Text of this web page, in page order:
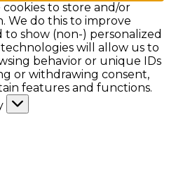
to store and/or
We do this to improve
show (non-) personalized
will allow us to
behavior or unique IDs
or withdrawing consent,
features and functions.